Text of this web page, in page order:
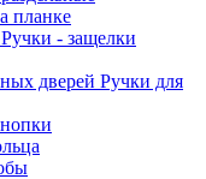
планке
Ручки - защелки
Ручки для